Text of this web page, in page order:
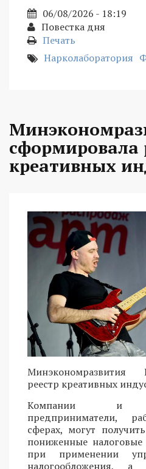
06/08/2026 - 18:19
Повестка дня
Печать
Нарколаборатория
сформировала
креативных
реестр креативных
Компании и
предприниматели,
сферах, могут
пониженные
при применении
налогообложения,